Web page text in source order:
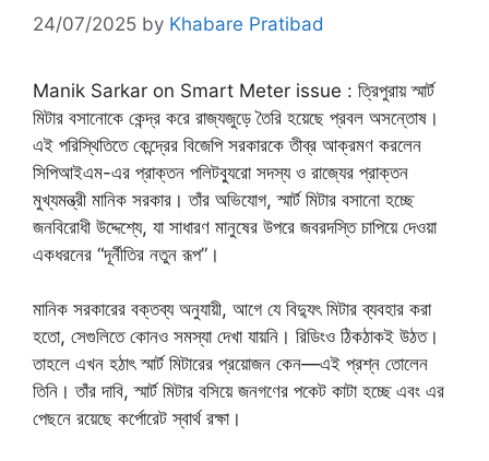
24/07/2025 by Khabare Pratibad
Manik Sarkar on Smart Meter issue : ত্রিপুরায় স্মার্ট
মিটার বসানোকে কেন্দ্র করে রাজ্যজুড়ে তৈরি হয়েছে প্রবল অসন্তোষ।
এই পরিস্থিতিতে কেন্দ্রের বিজেপি সরকারকে তীব্র আক্রমণ করলেন
সিপিআইএম-এর প্রাক্তন পলিটব্যুরো সদস্য ও রাজ্যের প্রাক্তন
মুখ্যমন্ত্রী মানিক সরকার। তাঁর অভিযোগ, স্মার্ট মিটার বসানো হচ্ছে
জনবিরোধী উদ্দেশ্যে, যা সাধারণ মানুষের উপরে জবরদস্তি চাপিয়ে দেওয়া
একধরনের “দূর্নীতির নতুন রূপ”।
মানিক সরকারের বক্তব্য অনুযায়ী, আগে যে বিদ্যুৎ মিটার ব্যবহার করা
হতো, সেগুলিতে কোনও সমস্যা দেখা যায়নি। রিডিংও ঠিকঠাকই উঠত।
তাহলে এখন হঠাৎ স্মার্ট মিটারের প্রয়োজন কেন—এই প্রশ্ন তোলেন
তিনি। তাঁর দাবি, স্মার্ট মিটার বসিয়ে জনগণের পকেট কাটা হচ্ছে এবং এর
পেছনে রয়েছে কর্পোরেট স্বার্থ রক্ষা।